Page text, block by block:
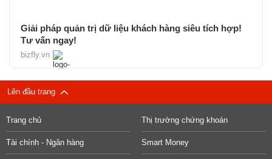
Giải pháp quản trị dữ liệu khách hàng siêu tích hợp!
Tư vấn ngay!
bizfly.vn
Lên đầu trang
Trang chủ Thị trường chứng khoán
Tài chính - Ngân hàng Smart Money